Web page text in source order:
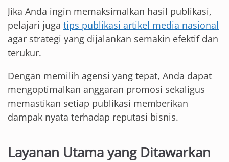
Jika Anda ingin memaksimalkan hasil publikasi,
pelajari juga tips publikasi artikel media nasional
agar strategi yang dijalankan semakin efektif dan
terukur.
Dengan memilih agensi yang tepat, Anda dapat
mengoptimalkan anggaran promosi sekaligus
memastikan setiap publikasi memberikan
dampak nyata terhadap reputasi bisnis.
Layanan Utama yang Ditawarkan